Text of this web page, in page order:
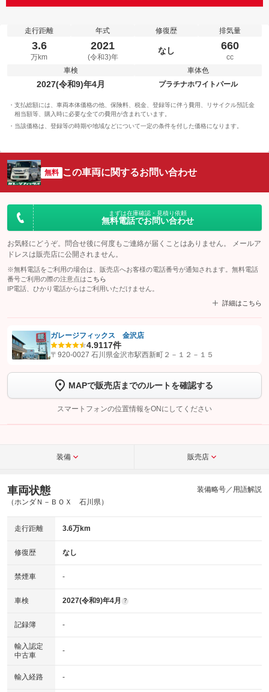
走行距離
3.6
万km
年式
2021
(令和3)年
修復歴
なし
排気量
660
cc
車検
2027(令和9)年4月
車体色
プラチナホワイトパール
支払総額には、車両本体価格の他、保険料、税金、登録等に伴う費用、リサイクル預託金
相当額等、購入時に必要な全ての費用が含まれています。
当該価格は、登録等の時期や地域などについて一定の条件を付した価格になります。
無料 この車両に関するお問い合わせ
まずは在庫確認・見積り依頼
無料電話でお問い合わせ
お気軽にどうぞ。問合せ後に何度もご連絡が届くことはありません。 メールア
ドレスは販売店に公開されません。
※無料電話をご利用の場合は、販売店へお客様の電話番号が通知されます。無料電話
番号ご利用の際の注意点は こちら
IP電話、ひかり電話からはご利用いただけません。
詳細はこちら
【STEP1】認証画面でグーネットを友だち追加してから「許可する」ボタンを押
トーク画面で
ボタンをタップして問い合わせを
完了してください。
こちら
ガレージフィックス 金沢店
4.9117件
〒920-0027 石川県金沢市駅西新町２－１２－１５
MAPで販売店までのルートを確認する
スマートフォンの位置情報をONにしてください
装備 販売店
車両状態
（ホンダＮ－ＢＯＸ 石川県）
装備略号／用語解説
走行距離 3.6万km
修復歴 なし
禁煙車 -
車検 2027(令和9)年4月 ?
記録簿 -
輸入認定
中古車
-
輸入経路 -